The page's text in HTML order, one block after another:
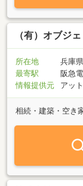
（有）オブジェ
所在地
兵庫
最寄駅
阪急
情報提供元
アッ
相続・建築・空き